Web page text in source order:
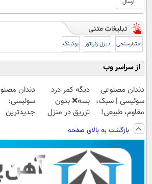
اعتبارسنجی دیزل ژنراتور بوکینگ
از سراسر وب
دندان مصنوعی
سوئیسی | سبک،
مقاوم، طبیعی!
ویزیت
رایگان+پرداخت
اقساطی😍
دیگه کمر درد
بسه❌ بدون
تزریق در منزل
◀پرسش‌نامه پر
کن▶
دندان
سوئیسی:
جدیدترین
پرداخت
بازگشت به بالای صفحه